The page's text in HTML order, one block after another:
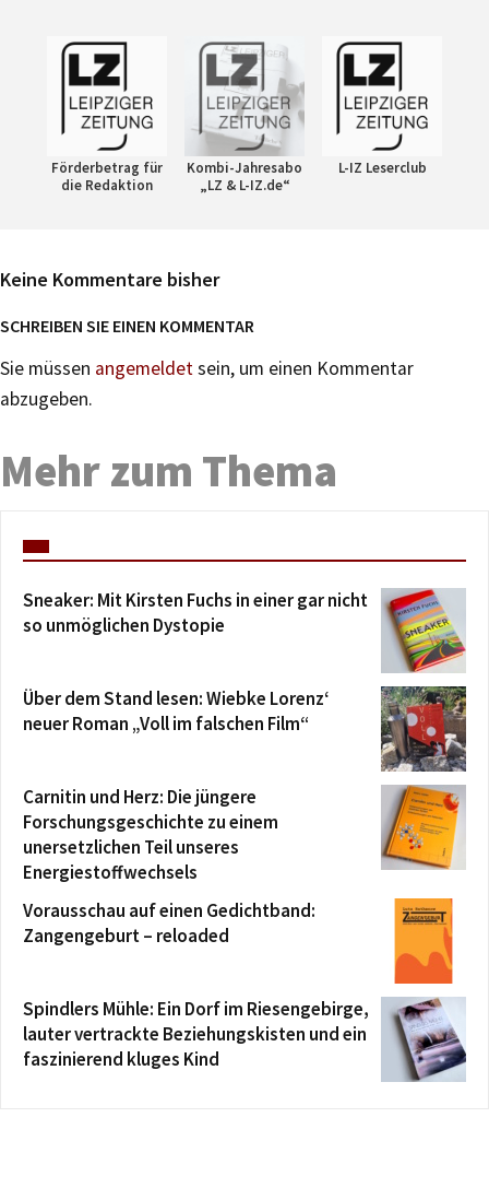
Förderbetrag für
die Redaktion
Kombi-Jahresabo
„LZ & L-IZ.de“
L-IZ Leserclub
Keine Kommentare bisher
SCHREIBEN SIE EINEN KOMMENTAR
Sie müssen angemeldetsein, um einen Kommentar
abzugeben.
Mehr zum Thema
Sneaker: Mit Kirsten Fuchs in einer gar nicht
so unmöglichen Dystopie
Über dem Stand lesen: Wiebke Lorenz‘
neuer Roman „Voll im falschen Film“
Carnitin und Herz: Die jüngere
Forschungsgeschichte zu einem
unersetzlichen Teil unseres
Energiestoffwechsels
Vorausschau auf einen Gedichtband:
Zangengeburt – reloaded
Spindlers Mühle: Ein Dorf im Riesengebirge,
lauter vertrackte Beziehungskisten und ein
faszinierend kluges Kind